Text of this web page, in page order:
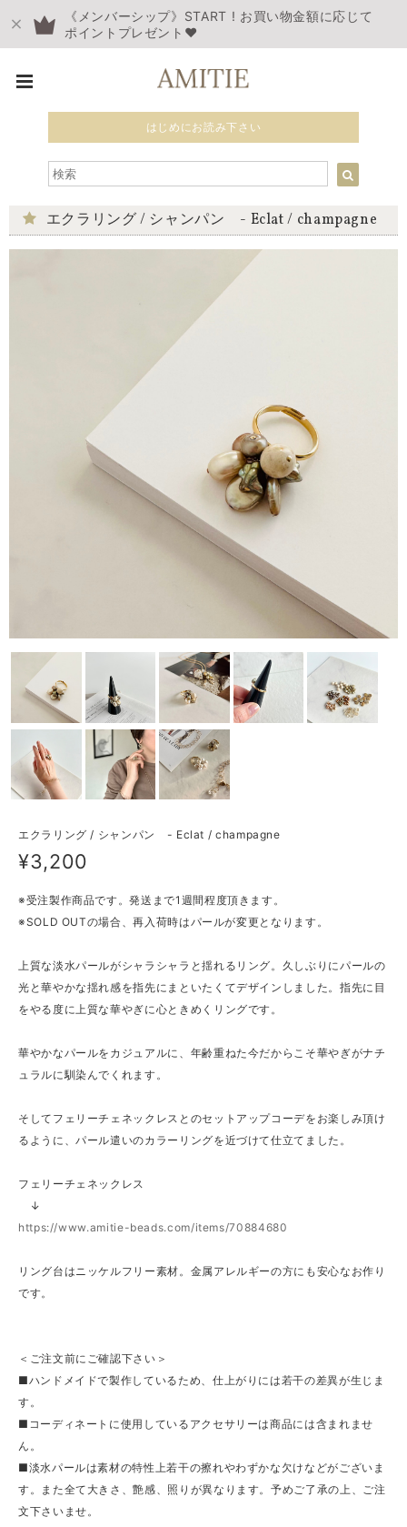
《メンバーシップ》START ! お買い物金額に応じて
ポイントプレゼント❤︎
はじめにお読み下さい
エクラリング / シャンパン - Eclat / champagne
エクラリング / シャンパン - Eclat / champagne
¥3,200
※受注製作商品です。発送まで1週間程度頂きます。
※SOLD OUTの場合、再入荷時はパールが変更となります。
上質な淡水パールがシャラシャラと揺れるリング。久しぶりにパールの
光と華やかな揺れ感を指先にまといたくてデザインしました。指先に目
をやる度に上質な華やぎに心ときめくリングです。
華やかなパールをカジュアルに、年齢重ねた今だからこそ華やぎがナチ
ュラルに馴染んでくれます。
そしてフェリーチェネックレスとのセットアップコーデをお楽しみ頂け
るように、パール遣いのカラーリングを近づけて仕立てました。
フェリーチェネックレス
↓
https://www.amitie-beads.com/items/70884680
リング台はニッケルフリー素材。金属アレルギーの方にも安心なお作り
です。
＜ご注文前にご確認下さい＞
■ハンドメイドで製作しているため、仕上がりには若干の差異が生じま
す。
■コーディネートに使用しているアクセサリーは商品には含まれませ
ん。
■淡水パールは素材の特性上若干の擦れやわずかな欠けなどがございま
す。また全て大きさ、艶感、照りが異なります。予めご了承の上、ご注
文下さいませ。